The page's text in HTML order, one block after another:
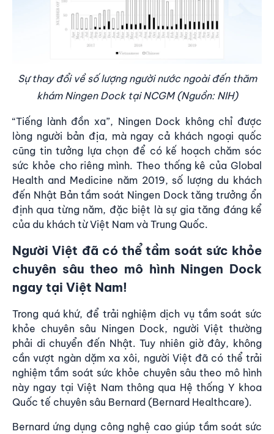
Sự thay đổi về số lượng người nước ngoài đến thăm
khám Ningen Dock tại NCGM (Nguồn: NIH)
“Tiếng lành đồn xa”, Ningen Dock không chỉ được
lòng người bản địa, mà ngay cả khách ngoại quốc
cũng tin tưởng lựa chọn để có kế hoạch chăm sóc
sức khỏe cho riêng mình. Theo thống kê của Global
Health and Medicine năm 2019, số lượng du khách
đến Nhật Bản tầm soát Ningen Dock tăng trưởng ổn
định qua từng năm, đặc biệt là sự gia tăng đáng kể
của du khách từ Việt Nam và Trung Quốc.
Người Việt đã có thể tầm soát sức khỏe
chuyên sâu theo mô hình Ningen Dock
ngay tại Việt Nam!
Trong quá khứ, để trải nghiệm dịch vụ tầm soát sức
khỏe chuyên sâu Ningen Dock, người Việt thường
phải di chuyển đến Nhật. Tuy nhiên giờ đây, không
cần vượt ngàn dặm xa xôi, người Việt đã có thể trải
nghiệm tầm soát sức khỏe chuyên sâu theo mô hình
này ngay tại Việt Nam thông qua Hệ thống Y khoa
Quốc tế chuyên sâu Bernard (Bernard Healthcare).
Bernard ứng dụng công nghệ cao giúp tầm soát sức